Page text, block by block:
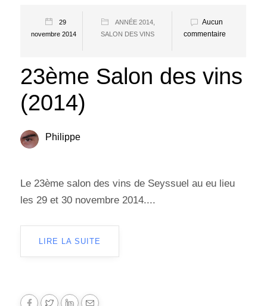
29
novembre 2014
ANNÉE 2014
SALON DES VINS
Aucun
commentaire
23ème Salon des vins
(2014)
Philippe
Le 23ème salon des vins de Seyssuel au eu lieu
les 29 et 30 novembre 2014....
LIRE LA SUITE